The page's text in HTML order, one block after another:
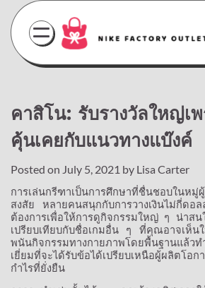
Skip
content
คาสิโน: รับรางวัลใหญ่เ
คุ้นเคยกับแนวทางแบ๊งค์
Posted on July 5, 2021 by Lisa Carter
การเล่นกรีฑาเป็นการศึกษาที่ชื่นชอบในหมู่
สงสัย
หลายคนสนุกกับการวางเงินไม่กี่ดอ
ต้องการเพื่อให้การดูกิจกรรมใหญ่ ๆ น่าสน
เปรียบเทียบกับชื่อเกมอื่น
ๆ ที่คุณอาจเห็น
พนันกิจกรรมทางกายภาพโดยพื้นฐานแล้ว
เยี่ยมที่จะได้รับข้อได้เปรียบเหนือผู้ผลิตโอ
กำไรที่ยั่งยืน